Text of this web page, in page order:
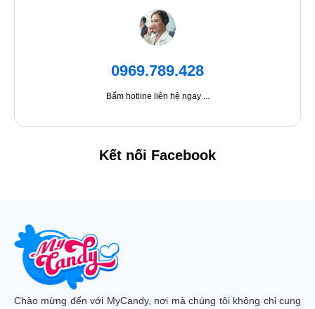
0969.789.428
Bấm hotline liên hệ ngay ...
Kết nối Facebook
Chào mừng đến với MyCandy, nơi mà chúng tôi không chỉ cung